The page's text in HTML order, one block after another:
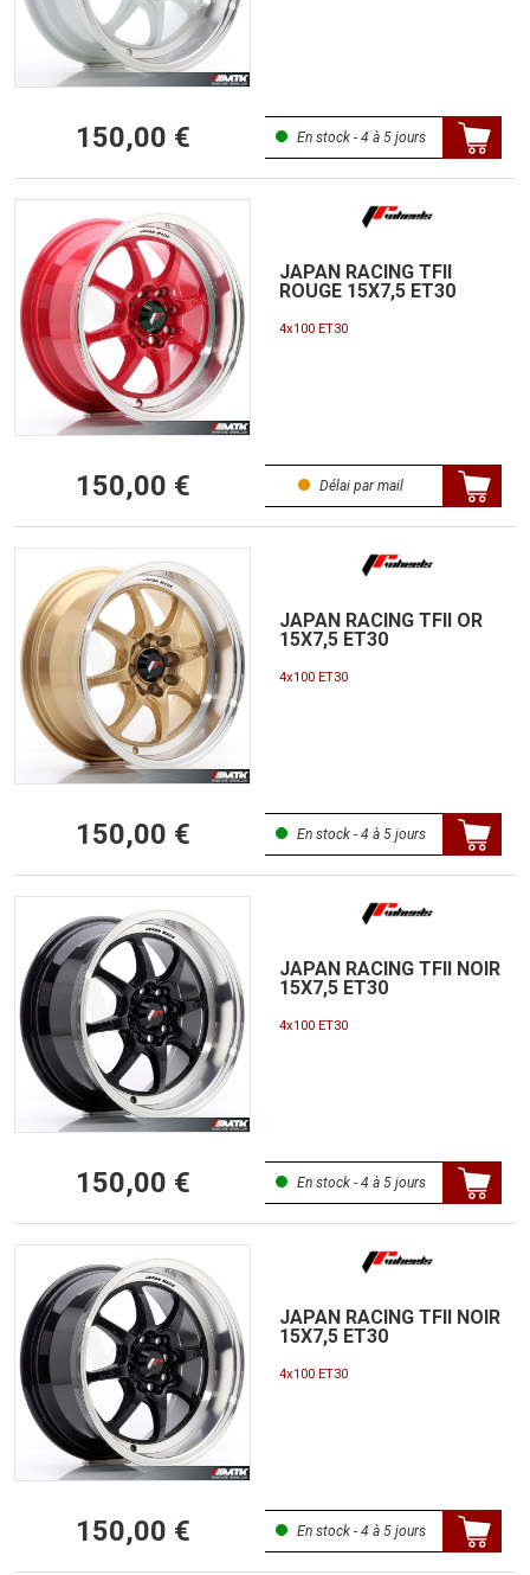
150,00 € En stock - 4 à 5 jours
JAPAN RACING TFII
ROUGE 15X7,5 ET30
4x100 ET30
150,00 € Délai par mail
JAPAN RACING TFII OR
15X7,5 ET30
4x100 ET30
150,00 € En stock - 4 à 5 jours
JAPAN RACING TFII NOIR
15X7,5 ET30
4x100 ET30
150,00 € En stock - 4 à 5 jours
JAPAN RACING TFII NOIR
15X7,5 ET30
4x100 ET30
150,00 € En stock - 4 à 5 jours